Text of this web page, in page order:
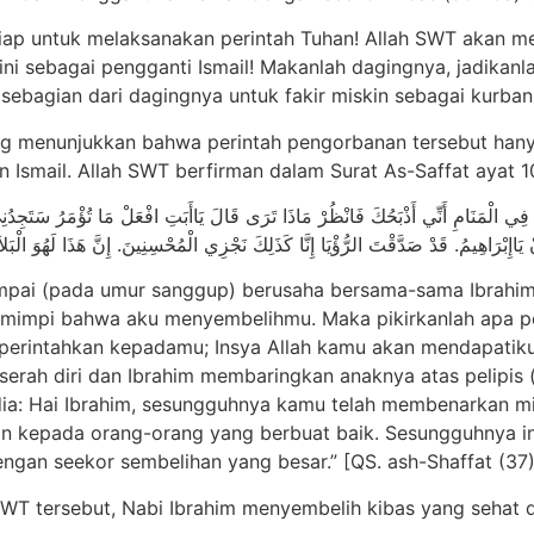
untuk melaksanakan perintah Tuhan! Allah SWT akan
sebagai pengganti Ismail! Makanlah dagingnya,
dari dagingnya untuk fakir miskin sebagai
menunjukkan bahwa perintah pengorbanan tersebut
Ismail. Allah SWT berfirman dalam Surat As-Saffat ayat
الْمَنَامِ أَنِّي أَذْبَحُكَ فَانْظُرْ مَاذَا تَرَى قَالَ يَاأَبَتِ افْعَلْ مَا تُؤْمَرُ
يَاإِبْرَاهِيمُ. قَدْ صَدَّقْتَ الرُّؤْيَا إِنَّا كَذَلِكَ نَجْزِي الْمُحْسِنِينَ. إِنَّ هَذَا لَهُوَ
(pada umur sanggup) berusaha bersama-sama
bahwa aku menyembelihmu. Maka pikirkanlah apa
kepadamu; Insya Allah kamu akan
diri dan Ibrahim membaringkan anaknya atas pelipis
Hai Ibrahim, sesungguhnya kamu telah membenarkan
kepada orang-orang yang berbuat baik. Sesungguhnya
seekor sembelihan yang besar.” [QS. ash-Shaffat
tersebut, Nabi Ibrahim menyembelih kibas yang sehat